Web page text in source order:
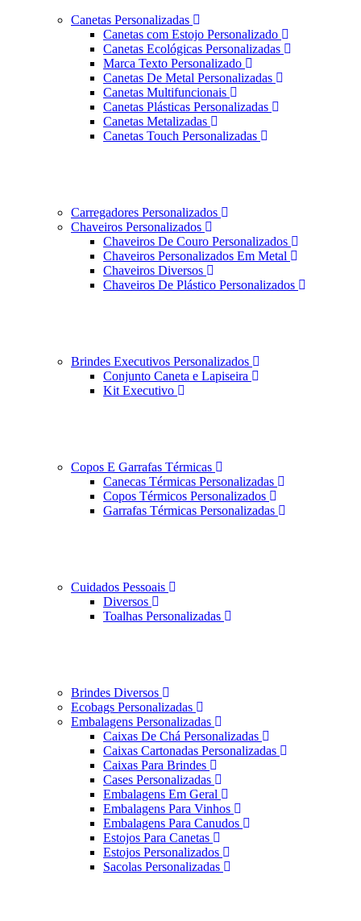
Canetas Personalizadas
Canetas com Estojo Personalizado
Canetas Ecológicas Personalizadas
Marca Texto Personalizado
Canetas De Metal Personalizadas
Canetas Multifuncionais
Canetas Plásticas Personalizadas
Canetas Metalizadas
Canetas Touch Personalizadas
Carregadores Personalizados
Chaveiros Personalizados
Chaveiros De Couro Personalizados
Chaveiros Personalizados Em Metal
Chaveiros Diversos
Chaveiros De Plástico Personalizados
Brindes Executivos Personalizados
Conjunto Caneta e Lapiseira
Kit Executivo
Copos E Garrafas Térmicas
Canecas Térmicas Personalizadas
Copos Térmicos Personalizados
Garrafas Térmicas Personalizadas
Cuidados Pessoais
Diversos
Toalhas Personalizadas
Brindes Diversos
Ecobags Personalizadas
Embalagens Personalizadas
Caixas De Chá Personalizadas
Caixas Cartonadas Personalizadas
Caixas Para Brindes
Cases Personalizadas
Embalagens Em Geral
Embalagens Para Vinhos
Embalagens Para Canudos
Estojos Para Canetas
Estojos Personalizados
Sacolas Personalizadas